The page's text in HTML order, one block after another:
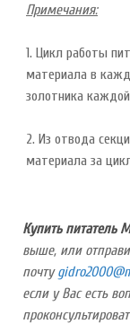
Примечания:
1. Цикл работы
материала в
золотника
2. Из отвода
материала за
Купить питатель
выше, или
почту
если у Вас есть